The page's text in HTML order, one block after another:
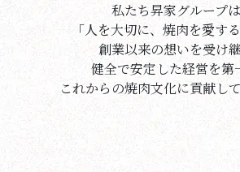
私たち昇家グループは
「人を大切に、焼肉を愛す
創業以来の想いを受け継
健全で安定した経営を第
これからの焼肉文化に貢献して